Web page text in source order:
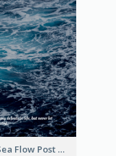
Dark Sea Flow Post Cards